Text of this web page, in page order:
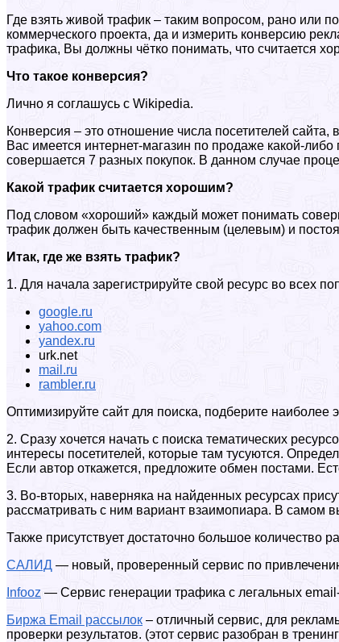
Где взять живой трафик – таким вопросом, рано или
коммерческого проекта, да и измерить конверсию
трафика, Вы должны чётко понимать, что считается
Что такое конверсия?
Лично я соглашусь с Wikipedia.
Конверсия – это отношение числа посетителей
Вас имеется интернет-магазин по продаже какой-
совершается 7 разных покупок. В данном случае
Какой трафик считается хорошим?
Под словом «хороший» каждый может понимать
трафик должен быть качественным (целевым) и
Итак, где же взять трафик?
1. Для начала зарегистрируйте свой ресурс во всех
google.ru
yahoo.com
yandex.ru
urk.net
mail.ru
rambler.ru
Оптимизируйте сайт для поиска, подберите
2. Сразу хочется начать с поиска тематических
интересы посетителей, которые там тусуются.
Если автор откажется, предложите обмен постами.
3. Во-вторых, наверняка на найденных ресурсах
рассматривать с ним вариант взаимопиара. В самом
Также присутствует достаточно большое количество
САЛИД — новый, проверенный сервис по
Infooz — Сервис генерации трафика с легальных
Биржа Email рассылок – отличный сервис, для
проверки результатов. (этот сервис разобран в